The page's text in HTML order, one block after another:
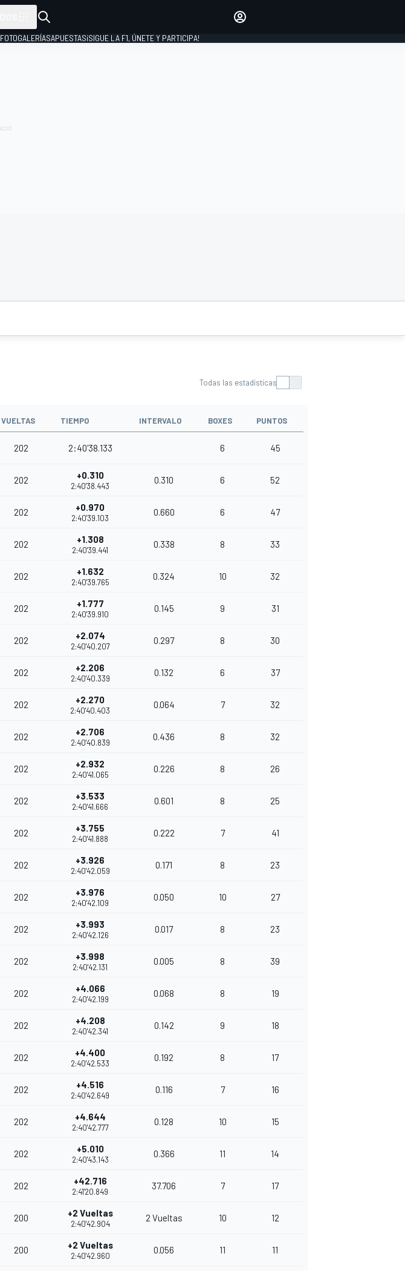
FOTOGALERÍASAPUESTAS¡SIGUE LA F1, ÚNETE Y PARTICIPA!
Todas las estadísticas
VUELTAS TIEMPO INTERVALO BOXES PUNTOS
202 2:40'38.133 6 45
202 +0.310
2:40'38.443
0.310 6 52
202 +0.970
2:40'39.103
0.660 6 47
202 +1.308
2:40'39.441
0.338 8 33
202 +1.632
2:40'39.765
0.324 10 32
202 +1.777
2:40'39.910
0.145 9 31
202 +2.074
2:40'40.207
0.297 8 30
202 +2.206
2:40'40.339
0.132 6 37
202 +2.270
2:40'40.403
0.064 7 32
202 +2.706
2:40'40.839
0.436 8 32
202 +2.932
2:40'41.065
0.226 8 26
202 +3.533
2:40'41.666
0.601 8 25
202 +3.755
2:40'41.888
0.222 7 41
202 +3.926
2:40'42.059
0.171 8 23
202 +3.976
2:40'42.109
0.050 10 27
202 +3.993
2:40'42.126
0.017 8 23
202 +3.998
2:40'42.131
0.005 8 39
202 +4.066
2:40'42.199
0.068 8 19
202 +4.208
2:40'42.341
0.142 9 18
202 +4.400
2:40'42.533
0.192 8 17
202 +4.516
2:40'42.649
0.116 7 16
202 +4.644
2:40'42.777
0.128 10 15
202 +5.010
2:40'43.143
0.366 11 14
202 +42.716
2:41'20.849
37.706 7 17
200 +2 Vueltas
2:40'42.904
2 Vueltas 10 12
200 +2 Vueltas
2:40'42.960
0.056 11 11